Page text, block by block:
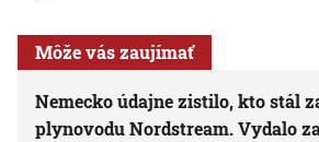
Môže vás zaujímať
Nemecko údajne zistilo, kto stál
plynovodu Nordstream. Vydalo